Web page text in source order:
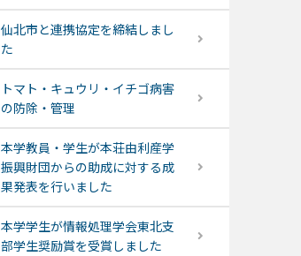
仙北市と連携協定を締結しまし
た
トマト・キュウリ・イチゴ病害
の防除・管理
本学教員・学生が本荘由利産学
振興財団からの助成に対する成
果発表を行いました
本学学生が情報処理学会東北支
部学生奨励賞を受賞しました